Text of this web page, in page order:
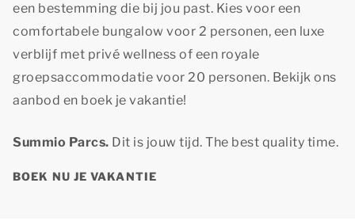
een bestemming die bij jou past. Kies voor een
comfortabele bungalow voor 2 personen, een luxe
verblijf met privé wellness of een royale
groepsaccommodatie voor 20 personen. Bekijk ons
aanbod en boek je vakantie!
Summio Parcs. Dit is jouw tijd. The best quality time.
BOEK NU JE VAKANTIE